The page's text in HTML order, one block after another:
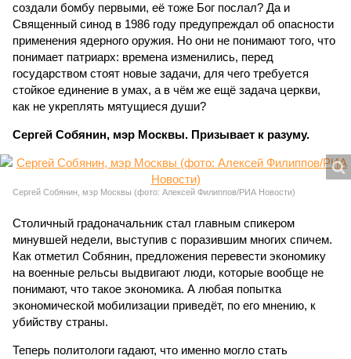
создали бомбу первыми, её тоже Бог послал? Да и
Священный синод в 1986 году предупреждал об опасности
применения ядерного оружия. Но они не понимают того, что
понимает патриарх: времена изменились, перед
государством стоят новые задачи, для чего требуется
стойкое единение в умах, а в чём же ещё задача церкви,
как не укреплять мятущиеся души?
Сергей Собянин, мэр Москвы. Призывает к разуму.
Сергей Собянин, мэр Москвы (фото: Алексей Филиппов/РИА Новости)
Столичный градоначальник стал главным спикером
минувшей недели, выступив с поразившим многих спичем.
Как отметил Собянин, предложения перевести экономику
на военные рельсы выдвигают люди, которые вообще не
понимают, что такое экономика. А любая попытка
экономической мобилизации приведёт, по его мнению, к
убийству страны.
Теперь политологи гадают, что именно могло стать